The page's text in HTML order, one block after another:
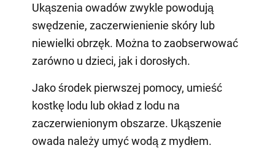
Ukąszenia owadów zwykle powodują
swędzenie, zaczerwienienie skóry lub
niewielki obrzęk. Można to zaobserwować
zarówno u dzieci, jak i dorosłych.
Jako środek pierwszej pomocy, umieść
kostkę lodu lub okład z lodu na
zaczerwienionym obszarze. Ukąszenie
owada należy umyć wodą z mydłem.